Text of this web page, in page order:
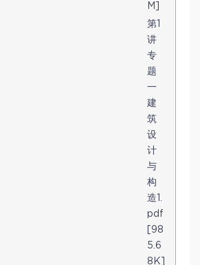
M]
第1
讲
专
题
一
建
筑
设
计
与
构
造1.
pdf
[98
5.6
8K]